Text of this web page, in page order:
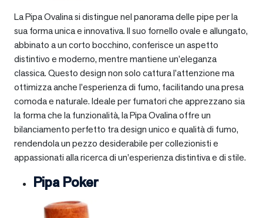
La Pipa Ovalina si distingue nel panorama delle pipe per la
sua forma unica e innovativa. Il suo fornello ovale e allungato,
abbinato a un corto bocchino, conferisce un aspetto
distintivo e moderno, mentre mantiene un’eleganza
classica. Questo design non solo cattura l’attenzione ma
ottimizza anche l’esperienza di fumo, facilitando una presa
comoda e naturale. Ideale per fumatori che apprezzano sia
la forma che la funzionalità, la Pipa Ovalina offre un
bilanciamento perfetto tra design unico e qualità di fumo,
rendendola un pezzo desiderabile per collezionisti e
appassionati alla ricerca di un’esperienza distintiva e di stile.
Pipa Poker